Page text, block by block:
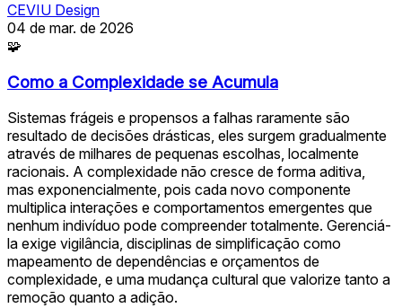
CEVIU Design
04 de mar. de 2026
🧩
Como a Complexidade se Acumula
Sistemas frágeis e propensos a falhas raramente são
resultado de decisões drásticas, eles surgem gradualmente
através de milhares de pequenas escolhas, localmente
racionais. A complexidade não cresce de forma aditiva,
mas exponencialmente, pois cada novo componente
multiplica interações e comportamentos emergentes que
nenhum indivíduo pode compreender totalmente. Gerenciá-
la exige vigilância, disciplinas de simplificação como
mapeamento de dependências e orçamentos de
complexidade, e uma mudança cultural que valorize tanto a
remoção quanto a adição.